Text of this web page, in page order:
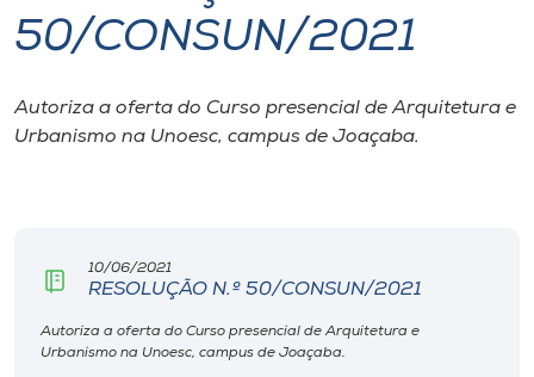
I.nova
Diplomados
CPA
Biblioteca
50/CONSUN/2021
Autoriza a oferta do Curso presencial de Arquitetura e
Urbanismo na Unoesc, campus de Joaçaba.
10/06/2021
RESOLUÇÃO N.º 50/CONSUN/2021
Autoriza a oferta do Curso presencial de Arquitetura e
Urbanismo na Unoesc, campus de Joaçaba.